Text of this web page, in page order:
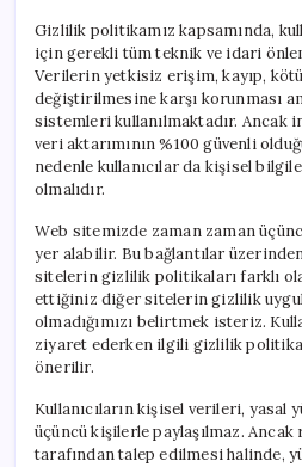
Gizlilik politikamız kapsamında,
için gerekli tüm teknik ve idari
Verilerin yetkisiz erişim, kayıp,
değiştirilmesine karşı korunması
sistemleri kullanılmaktadır. Ancak
veri aktarımının %100 güvenli
nedenle kullanıcılar da kişisel
olmalıdır.
Web sitemizde zaman zaman
yer alabilir. Bu bağlantılar
sitelerin gizlilik politikaları farklı
ettiğiniz diğer sitelerin gizlilik
olmadığımızı belirtmek isteriz.
ziyaret ederken ilgili gizlilik
önerilir.
Kullanıcıların kişisel verileri, yasal
üçüncü kişilerle paylaşılmaz.
tarafından talep edilmesi halinde,